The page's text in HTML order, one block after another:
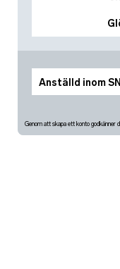
Anställd inom
Genom att skapa ett konto godkänner